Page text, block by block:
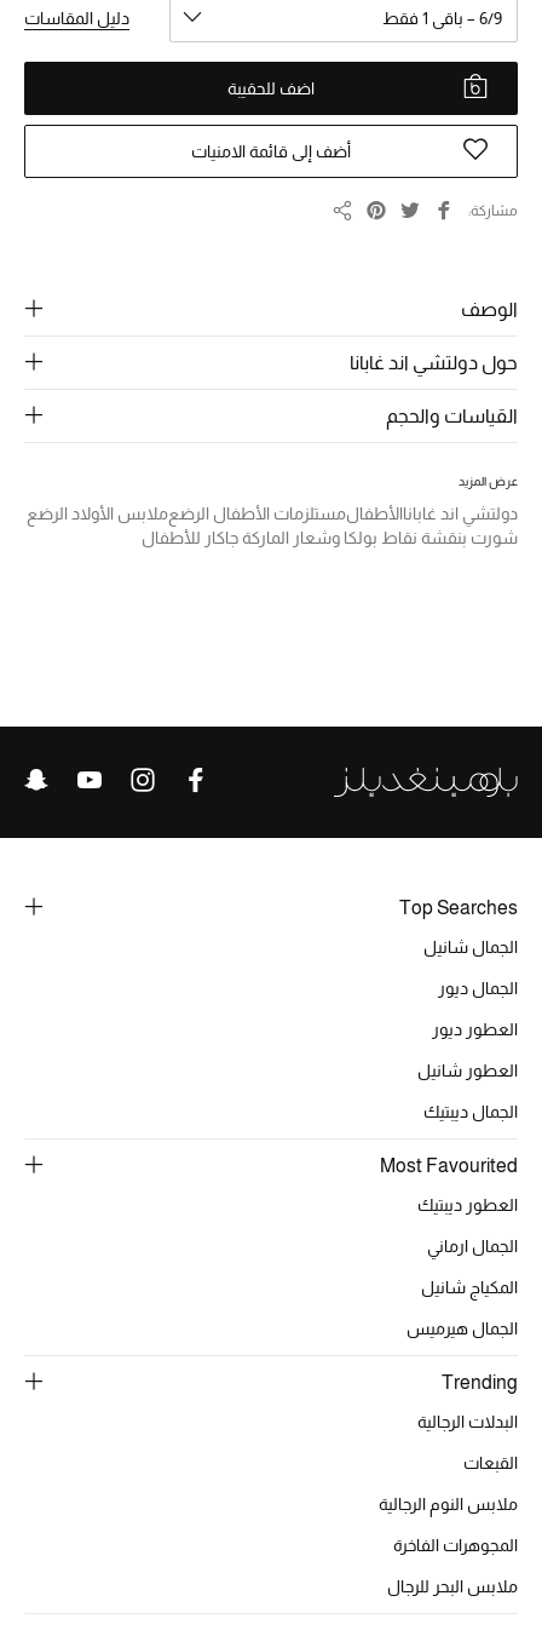
ما وصلنا حديثاً
الموسم الجديد
النساء
الحقائب النسائية
الرجال
مستلزمات المنزل
النساء
عرض جميع المنتجات
خصومات
ما وصلنا حديثاً
ركن أناقة المنتجعات
تشكيلة المناسبات للنساء
الحب للمحلي
تشكيلة الأعراس
هدايا للنساء
ركن الفخامة
6/9 – باقي 1 فقط دليل المقاسات
اضف للحقيبة
أضف إلى قائمة الامنيات
مشاركة
الوصف
حول دولتشي اند غابانا
القياسات والحجم
عرض المزيد
دولتشي اند غاباناالأطفالمستلزمات الأطفال الرضعملابس الأولاد الرضع
شورت بنقشة نقاط بولكا وشعار الماركة جاكار للأطفال
Top Searches
الجمال شانيل
الجمال ديور
العطور ديور
العطور شانيل
الجمال ديبتيك
Most Favourited
العطور ديبتيك
الجمال ارماني
المكياج شانيل
الجمال هيرميس
Trending
البدلات الرجالية
القبعات
ملابس النوم الرجالية
المجوهرات الفاخرة
ملابس البحر للرجال